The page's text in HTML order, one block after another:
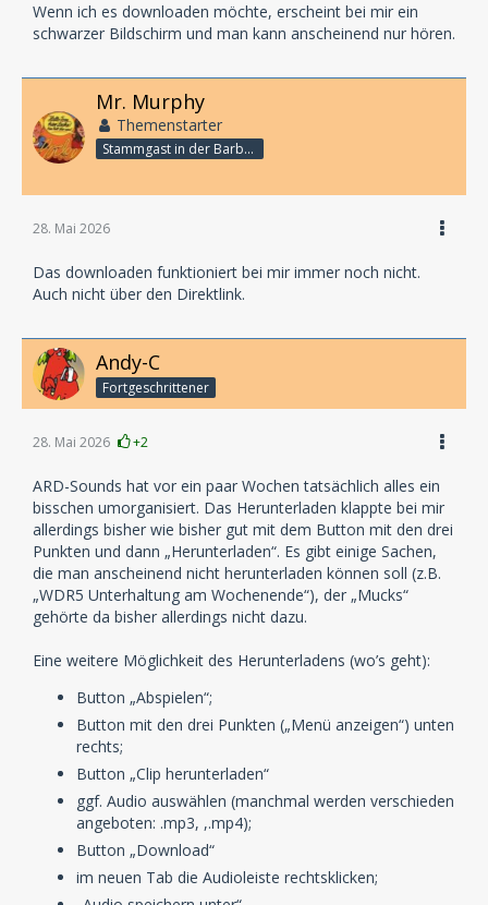
Wenn ich es downloaden möchte, erscheint bei mir ein
schwarzer Bildschirm und man kann anscheinend nur hören.
Mr. Murphy
Themenstarter
Stammgast in der Barbarabar
28. Mai 2026
Das downloaden funktioniert bei mir immer noch nicht.
Auch nicht über den Direktlink.
Andy-C
Fortgeschrittener
28. Mai 2026 +2
ARD-Sounds hat vor ein paar Wochen tatsächlich alles ein
bisschen umorganisiert. Das Herunterladen klappte bei mir
allerdings bisher wie bisher gut mit dem Button mit den drei
Punkten und dann „Herunterladen“. Es gibt einige Sachen,
die man anscheinend nicht herunterladen können soll (z.B.
„WDR5 Unterhaltung am Wochenende“), der „Mucks“
gehörte da bisher allerdings nicht dazu.
Eine weitere Möglichkeit des Herunterladens (wo’s geht):
Button „Abspielen“;
Button mit den drei Punkten („Menü anzeigen“) unten
rechts;
Button „Clip herunterladen“
ggf. Audio auswählen (manchmal werden verschieden
angeboten: .mp3, ,.mp4);
Button „Download“
im neuen Tab die Audioleiste rechtsklicken;